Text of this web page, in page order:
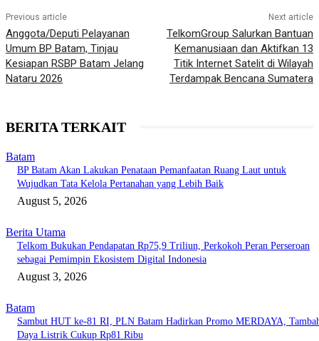
Previous article
Anggota/Deputi Pelayanan
Umum BP Batam, Tinjau
Kesiapan RSBP Batam Jelang
Nataru 2026
Next article
TelkomGroup Salurkan Bantuan
Kemanusiaan dan Aktifkan 13
Titik Internet Satelit di Wilayah
Terdampak Bencana Sumatera
BERITA TERKAIT
Batam
BP Batam Akan Lakukan Penataan Pemanfaatan Ruang Laut untuk
Wujudkan Tata Kelola Pertanahan yang Lebih Baik
August 5, 2026
Berita Utama
Telkom Bukukan Pendapatan Rp75,9 Triliun, Perkokoh Peran Perseroan
sebagai Pemimpin Ekosistem Digital Indonesia
August 3, 2026
Batam
Sambut HUT ke-81 RI, PLN Batam Hadirkan Promo MERDAYA,
Daya Listrik Cukup Rp81 Ribu